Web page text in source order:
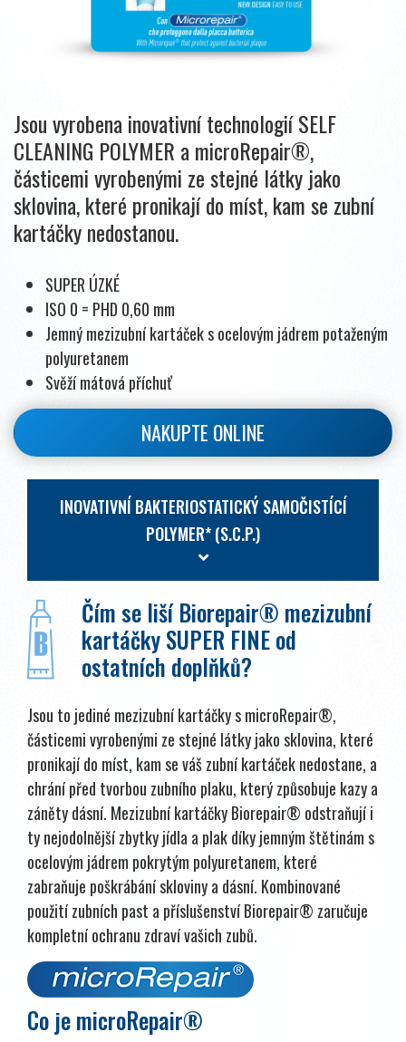
Jsou vyrobena inovativní technologií SELF
CLEANING POLYMER a microRepair®,
částicemi vyrobenými ze stejné látky jako
sklovina, které pronikají do míst, kam se zubní
kartáčky nedostanou.
SUPER ÚZKÉ
ISO 0 = PHD 0,60 mm
Jemný mezizubní kartáček s ocelovým jádrem potaženým
polyuretanem
Svěží mátová příchuť
NAKUPTE ONLINE
INOVATIVNÍ BAKTERIOSTATICKÝ SAMOČISTÍCÍ
POLYMER* (S.C.P.)
Čím se liší Biorepair® mezizubní
kartáčky SUPER FINE od
ostatních doplňků?
Jsou to jediné mezizubní kartáčky s microRepair®,
částicemi vyrobenými ze stejné látky jako sklovina, které
pronikají do míst, kam se váš zubní kartáček nedostane, a
chrání před tvorbou zubního plaku, který způsobuje kazy a
záněty dásní. Mezizubní kartáčky Biorepair® odstraňují i
ty nejodolnější zbytky jídla a plak díky jemným štětinám s
ocelovým jádrem pokrytým polyuretanem, které
zabraňuje poškrábání skloviny a dásní. Kombinované
použití zubních past a příslušenství Biorepair® zaručuje
kompletní ochranu zdraví vašich zubů.
Co je microRepair®